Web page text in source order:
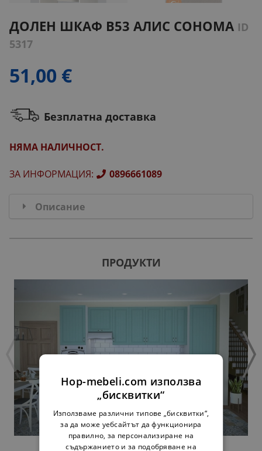
ДОЛЕН ШКАФ B53 АЛИС СОНОМА ID
5317
51,00 €
Безплатна доставка
НЯМА НАЛИЧНОСТ.
ЗА ИНФОРМАЦИЯ: 0896661089
Описание
ПРОДУКТИ
Hop-mebeli.com използва
„бисквитки“
Използваме различни типове „бисквитки“,
за да може уебсайтът да функционира
правилно, за персонализиране на
съдържанието и за подобряване на